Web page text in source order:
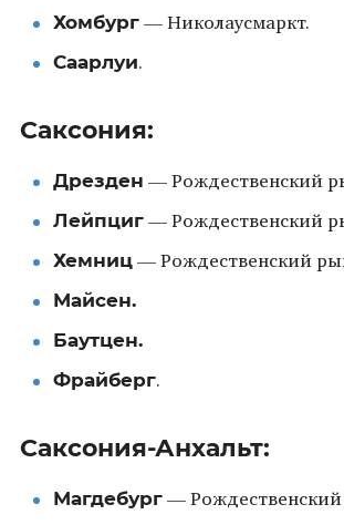
Хомбург— Николаусмаркт.
Саарлуи.
Саксония:
Дрезден — Рождественский
Лейпциг— Рождественский
Хемниц— Рождественский
Майсен.
Баутцен.
Фрайберг.
Саксония-Анхальт:
Магдебург— Рождественский